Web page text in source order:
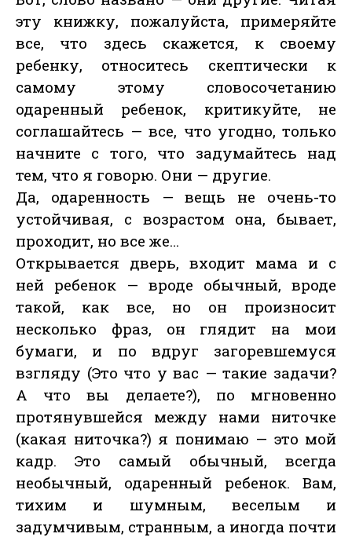
эту книжку, пожалуйста, примеряйте
все, что здесь скажется, к своему
ребенку, относитесь скептически к
самому этому словосочетанию
одаренный ребенок, критикуйте, не
соглашайтесь — все, что угодно, только
начните с того, что задумайтесь над
тем, что я говорю. Они — другие.
Да, одаренность — вещь не очень-то
устойчивая, с возрастом она, бывает,
проходит, но все же…
Открывается дверь, входит мама и с
ней ребенок — вроде обычный, вроде
такой, как все, но он произносит
несколько фраз, он глядит на мои
бумаги, и по вдруг загоревшемуся
взгляду (Это что у вас — такие задачи?
А что вы делаете?), по мгновенно
протянувшейся между нами ниточке
(какая ниточка?) я понимаю — это мой
кадр. Это самый обычный, всегда
необычный, одаренный ребенок. Вам,
тихим и шумным, веселым и
задумчивым, странным, а иногда почти